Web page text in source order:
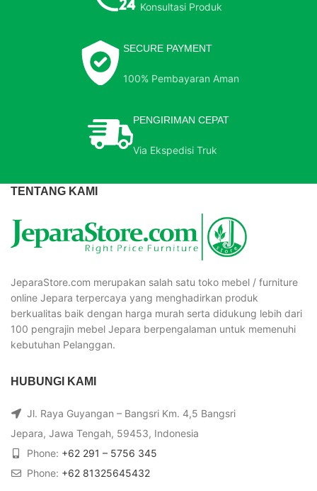
Konsultasi Produk
SECURE PAYMENT
100% Pembayaran Aman
PENGIRIMAN CEPAT
Via Ekspedisi Truk
TENTANG KAMI
JeparaStore.com merupakan salah satu toko mebel / furniture
online Jepara terpercaya yang menghadirkan produk
berkualitas baik dengan harga murah serta didukung lebih dari
100 pengrajin mebel Jepara berpengalaman untuk memenuhi
kebutuhan Pelanggan.
HUBUNGI KAMI
Jl. Raya Guyangan – Bangsri Km. 4,5 Bangsri
Jepara, Jawa Tengah, 59453, Indonesia
Phone: +62 291 – 5756 345
Phone: +62 81325645432